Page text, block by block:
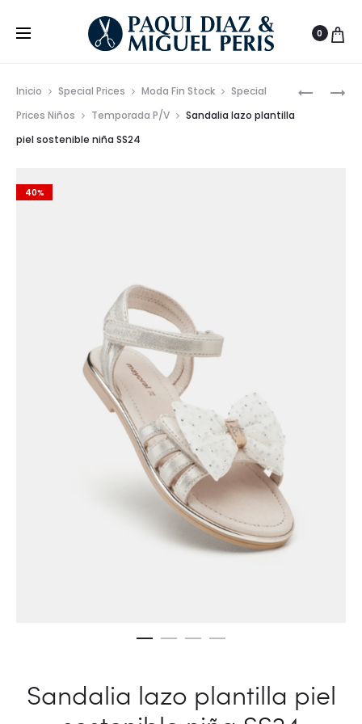
0
Inicio Special Prices Moda Fin Stock
Special
Prices Niños
Temporada P/V
Sandalia lazo plantilla
piel sostenible niña SS24
40%
Sandalia lazo plantilla piel